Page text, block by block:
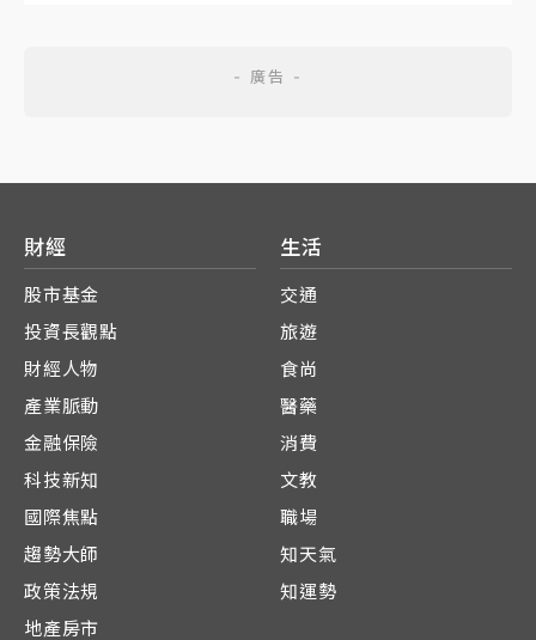
財經
股市基金
投資長觀點
財經人物
產業脈動
金融保險
科技新知
國際焦點
趨勢大師
政策法規
地產房市
生活
交通
旅遊
食尚
醫藥
消費
文教
職場
知天氣
知運勢